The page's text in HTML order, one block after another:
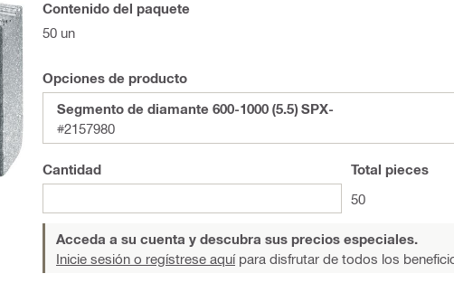
Contenido del paquete
50 un
Opciones de producto
Segmento de diamante 600-1000 (5.5) SPX-
#2157980
Cantidad Total pieces
50
Acceda a su cuenta y descubra sus precios especiales.
Inicie sesión o regístrese aquípara disfrutar de todos los